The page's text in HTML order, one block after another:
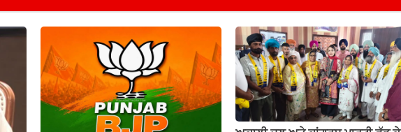
y
Li
k
e